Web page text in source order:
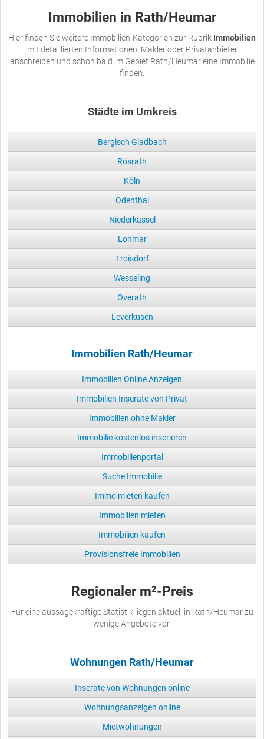
Immobilien in Rath/Heumar
Hier finden Sie weitere Immobilien-Kategorien zur Rubrik Immobilien
mit detaillierten Informationen. Makler oder Privatanbieter
anschreiben und schon bald im Gebiet Rath/Heumar eine Immobilie
finden.
Städte im Umkreis
Bergisch Gladbach
Rösrath
Köln
Odenthal
Niederkassel
Lohmar
Troisdorf
Wesseling
Overath
Leverkusen
Immobilien Rath/Heumar
Immobilien Online Anzeigen
Immobilien Inserate von Privat
Immobilien ohne Makler
Immobilie kostenlos inserieren
Immobilienportal
Suche Immobilie
Immo mieten kaufen
Immobilien mieten
Immobilien kaufen
Provisionsfreie Immobilien
Regionaler m²-Preis
Für eine aussagekräftige Statistik liegen aktuell in Rath/Heumar zu
wenige Angebote vor.
Wohnungen Rath/Heumar
Inserate von Wohnungen online
Wohnungsanzeigen online
Mietwohnungen